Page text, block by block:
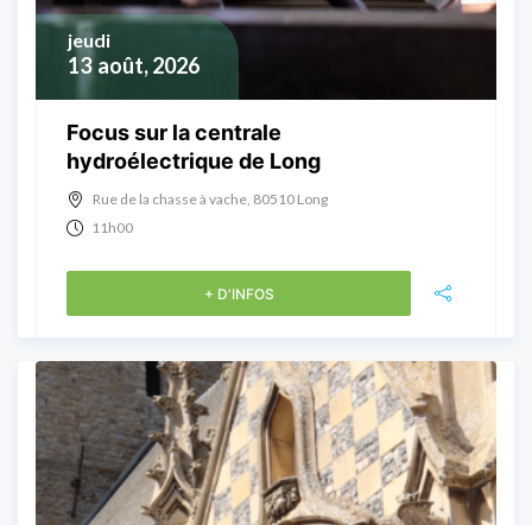
13 août, 2026
jeudi
Focus sur la centrale
hydroélectrique de Long
Rue de la chasse à vache, 80510 Long
11h00
+ D'INFOS